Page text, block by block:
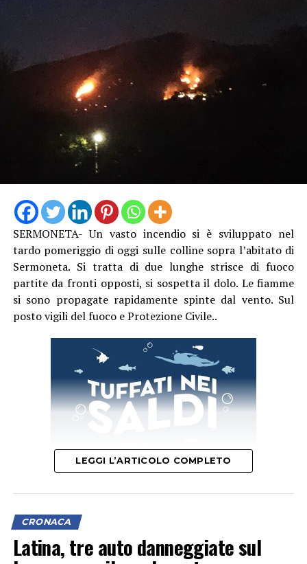
SERMONETA- Un vasto incendio si è sviluppato nel
tardo pomeriggio di oggi sulle colline sopra l’abitato di
Sermoneta. Si tratta di due lunghe strisce di fuoco
partite da fronti opposti, si sospetta il dolo. Le fiamme
si sono propagate rapidamente spinte dal vento. Sul
posto vigili del fuoco e Protezione Civile..
LEGGI L’ARTICOLO COMPLETO
CRONACA
Latina, tre auto danneggiate sul